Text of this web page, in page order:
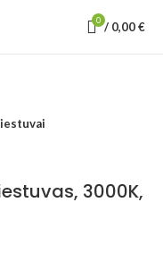
0 / 0,00€
3000K,